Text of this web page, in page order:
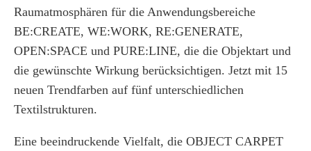
Raumatmosphären für die Anwendungsbereiche
BE:CREATE, WE:WORK, RE:GENERATE,
OPEN:SPACE und PURE:LINE, die die Objektart und
die gewünschte Wirkung berücksichtigen. Jetzt mit 15
neuen Trendfarben auf fünf unterschiedlichen
Textilstrukturen.
Eine beeindruckende Vielfalt, die OBJECT CARPET